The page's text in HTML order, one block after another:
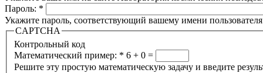
Пароль: *
Укажите пароль, соответствующий вашему имени
CAPTCHA
Контрольный код
Математический пример: * 6 + 0 =
Решите эту простую математическую задачу и введите